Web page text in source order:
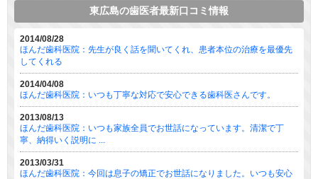
東広島の歯医者最新口コミ情報
2014/08/28
ほんだ歯科医院：先生が良く話を聞いてくれ、患者本位の治療を最優先
してくれる
2014/04/08
ほんだ歯科医院：いつも丁寧な対応で安心できる歯科医さんです。
2013/08/13
ほんだ歯科医院：いつも家族全員でお世話になっています。清潔で丁
寧、納得いく説明に ...
2013/03/31
ほんだ歯科医院：今回は息子の矯正でお世話になりました。いつも安心